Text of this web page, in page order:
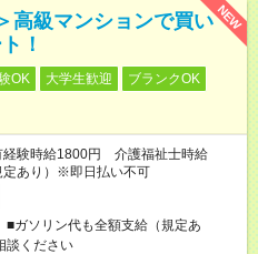
NEW
高級マンションで買い
！
OK 大学生歓迎
ブランクOK
験時給1800円 介護福祉士時給
あり）※即日払い不可
ガソリン代も全額支給（規定あ
談ください